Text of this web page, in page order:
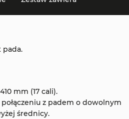
pada.
mm (17 cali).
z padem o dowolnym
średnicy.